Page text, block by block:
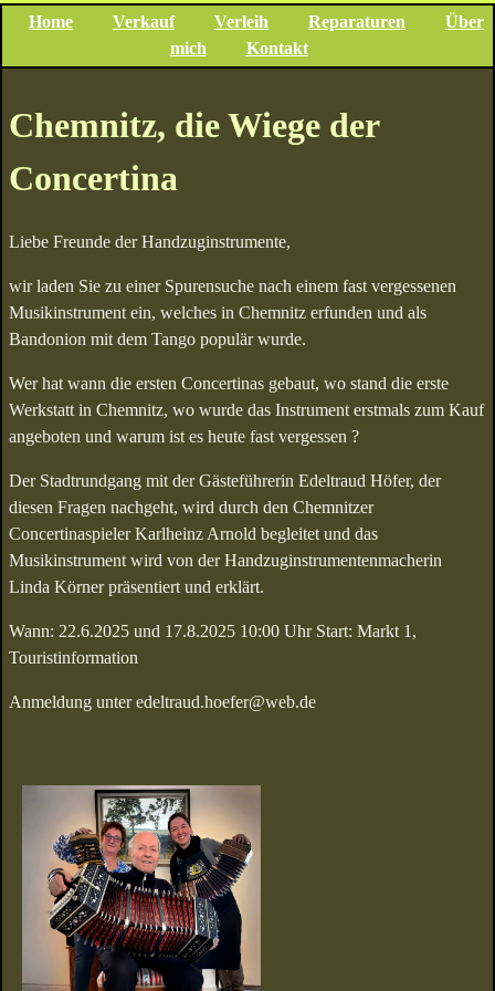
Home Verkauf Verleih Reparaturen
Über
mich
Kontakt
Chemnitz, die Wiege der
Concertina
Liebe Freunde der Handzuginstrumente,
wir laden Sie zu einer Spurensuche nach einem fast vergessenen
Musikinstrument ein, welches in Chemnitz erfunden und als
Bandonion mit dem Tango populär wurde.
Wer hat wann die ersten Concertinas gebaut, wo stand die erste
Werkstatt in Chemnitz, wo wurde das Instrument erstmals zum Kauf
angeboten und warum ist es heute fast vergessen ?
Der Stadtrundgang mit der Gästeführerin Edeltraud Höfer, der
diesen Fragen nachgeht, wird durch den Chemnitzer
Concertinaspieler Karlheinz Arnold begleitet und das
Musikinstrument wird von der Handzuginstrumentenmacherin
Linda Körner präsentiert und erklärt.
Wann: 22.6.2025 und 17.8.2025 10:00 Uhr Start: Markt 1,
Touristinformation
Anmeldung unter edeltraud.hoefer@web.de